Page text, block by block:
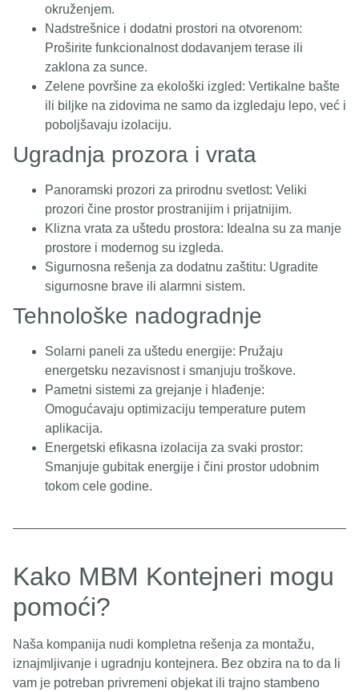
okruženjem.
Nadstrešnice i dodatni prostori na otvorenom:
Proširite funkcionalnost dodavanjem terase ili
zaklona za sunce.
Zelene površine za ekološki izgled: Vertikalne bašte
ili biljke na zidovima ne samo da izgledaju lepo, već i
poboljšavaju izolaciju.
Ugradnja prozora i vrata
Panoramski prozori za prirodnu svetlost: Veliki
prozori čine prostor prostranijim i prijatnijim.
Klizna vrata za uštedu prostora: Idealna su za manje
prostore i modernog su izgleda.
Sigurnosna rešenja za dodatnu zaštitu: Ugradite
sigurnosne brave ili alarmni sistem.
Tehnološke nadogradnje
Solarni paneli za uštedu energije: Pružaju
energetsku nezavisnost i smanjuju troškove.
Pametni sistemi za grejanje i hlađenje:
Omogućavaju optimizaciju temperature putem
aplikacija.
Energetski efikasna izolacija za svaki prostor:
Smanjuje gubitak energije i čini prostor udobnim
tokom cele godine.
Kako MBM Kontejneri mogu
pomoći?
Naša kompanija nudi kompletna rešenja za montažu,
iznajmljivanje i ugradnju kontejnera. Bez obzira na to da li
vam je potreban privremeni objekat ili trajno stambeno